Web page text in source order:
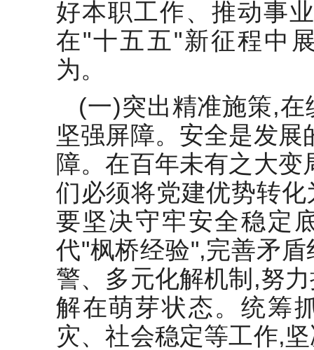
好本职工作、推动事
在"十五五"新征程中
为。
(一)突出精准施策,
坚强屏障。安全是发
障。在百年未有之大
们必须将党建优势转
要坚决守牢安全稳定
代"枫桥经验",完善矛
警、多元化解机制,努
解在萌芽状态。统筹
灾、社会稳定等工作,